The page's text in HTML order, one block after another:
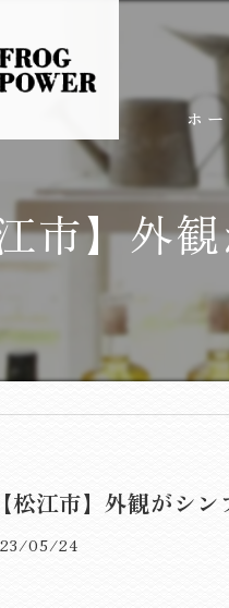
ホー
江市】外
【松江市】外観がシ
05/24